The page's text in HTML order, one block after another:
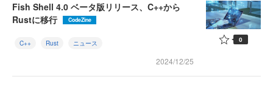
Fish Shell 4.0 ベータ版リリース、C++から
Rustに移行
CodeZine
C++ Rust ニュース
2024/12/25
0